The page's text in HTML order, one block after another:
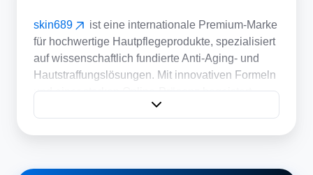
skin689
ist eine internationale Premium-Marke
für hochwertige Hautpflegeprodukte, spezialisiert
auf wissenschaftlich fundierte Anti-Aging- und
Hautstraffungslösungen. Mit innovativen Formeln
und einer starken Online-Präsenz begeistert
skin689 Kundinnen und Kunden weltweit.